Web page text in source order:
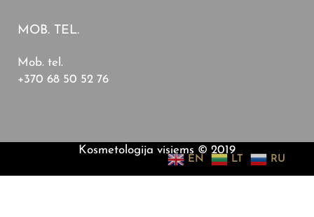
MOB. TEL.
Mob. tel.
+370 68 50 52 76
Kosmetologija visiems © 2019
EN LT RU